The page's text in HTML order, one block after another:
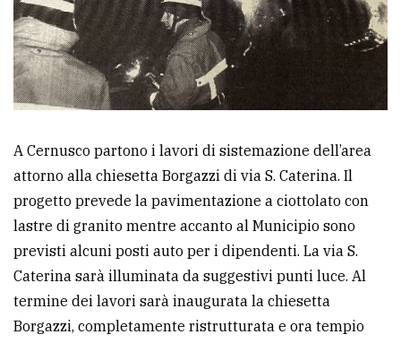
A Cernusco partono i lavori di sistemazione dell’area
attorno alla chiesetta Borgazzi di via S. Caterina. Il
progetto prevede la pavimentazione a ciottolato con
lastre di granito mentre accanto al Municipio sono
previsti alcuni posti auto per i dipendenti. La via S.
Caterina sarà illuminata da suggestivi punti luce. Al
termine dei lavori sarà inaugurata la chiesetta
Borgazzi, completamente ristrutturata e ora tempio